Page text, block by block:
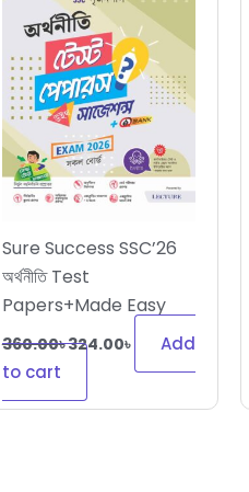
Sure Success SSC’26
অর্থনীতি Test
Papers+Made Easy
360.00৳324.00৳
Add
to cart